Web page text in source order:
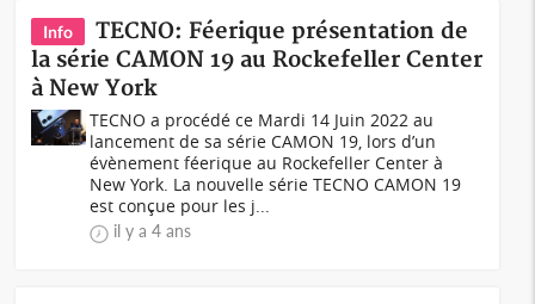
Info
TECNO: Féerique présentation de
la série CAMON 19 au Rockefeller Center
à New York
TECNO a procédé ce Mardi 14 Juin 2022 au
lancement de sa série CAMON 19, lors d’un
évènement féerique au Rockefeller Center à
New York. La nouvelle série TECNO CAMON 19
est conçue pour les j...
il y a 4 ans